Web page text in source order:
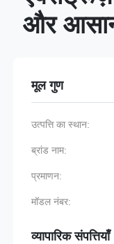
और
मूल गुण
उत्पत्ति का स्थान:
ब्रांड नाम:
प्रमाणन:
मॉडल नंबर:
व्यापारिक संपत्तियाँ